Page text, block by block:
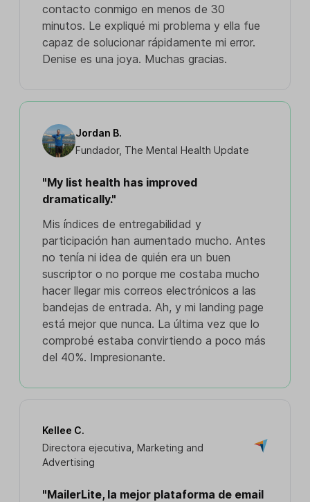
contacto conmigo en menos de 30
minutos. Le expliqué mi problema y ella fue
capaz de solucionar rápidamente mi error.
Denise es una joya. Muchas gracias.
Jordan B.
Fundador, The Mental Health Update
"My list health has improved
dramatically."
Mis índices de entregabilidad y
participación han aumentado mucho. Antes
no tenía ni idea de quién era un buen
suscriptor o no porque me costaba mucho
hacer llegar mis correos electrónicos a las
bandejas de entrada. Ah, y mi landing page
está mejor que nunca. La última vez que lo
comprobé estaba convirtiendo a poco más
del 40%. Impresionante.
Kellee C.
Directora ejecutiva, Marketing and
Advertising
"MailerLite, la mejor plataforma de email